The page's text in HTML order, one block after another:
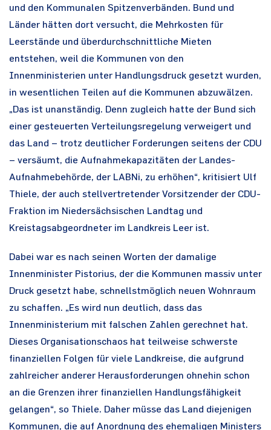
und den Kommunalen Spitzenverbänden. Bund und
Länder hätten dort versucht, die Mehrkosten für
Leerstände und überdurchschnittliche Mieten
entstehen, weil die Kommunen von den
Innenministerien unter Handlungsdruck gesetzt wurden,
in wesentlichen Teilen auf die Kommunen abzuwälzen.
„Das ist unanständig. Denn zugleich hatte der Bund sich
einer gesteuerten Verteilungsregelung verweigert und
das Land – trotz deutlicher Forderungen seitens der CDU
– versäumt, die Aufnahmekapazitäten der Landes-
Aufnahmebehörde, der LABNi, zu erhöhen“, kritisiert Ulf
Thiele, der auch stellvertretender Vorsitzender der CDU-
Fraktion im Niedersächsischen Landtag und
Kreistagsabgeordneter im Landkreis Leer ist.
Dabei war es nach seinen Worten der damalige
Innenminister Pistorius, der die Kommunen massiv unter
Druck gesetzt habe, schnellstmöglich neuen Wohnraum
zu schaffen. „Es wird nun deutlich, dass das
Innenministerium mit falschen Zahlen gerechnet hat.
Dieses Organisationschaos hat teilweise schwerste
finanziellen Folgen für viele Landkreise, die aufgrund
zahlreicher anderer Herausforderungen ohnehin schon
an die Grenzen ihrer finanziellen Handlungsfähigkeit
gelangen“, so Thiele. Daher müsse das Land diejenigen
Kommunen, die auf Anordnung des ehemaligen Ministers